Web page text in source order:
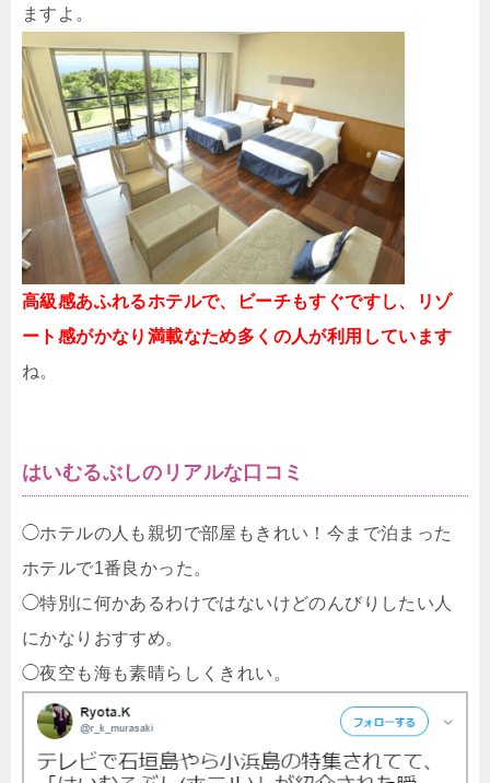
ますよ。
高級感あふれるホテルで、ビーチもすぐですし、リゾ
ート感がかなり満載なため多くの人が利用しています
ね。
はいむるぶしのリアルな口コミ
◯ホテルの人も親切で部屋もきれい！今まで泊まった
ホテルで1番良かった。
◯特別に何かあるわけではないけどのんびりしたい人
にかなりおすすめ。
◯夜空も海も素晴らしくきれい。